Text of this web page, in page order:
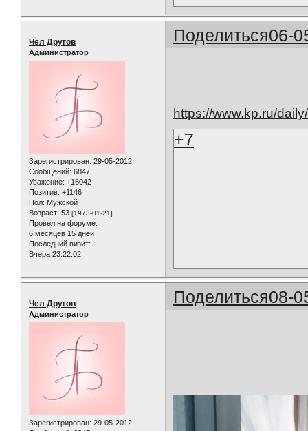
Поделиться06-
Чел Другов
Администратор
Зарегистрирован: 29-05-2012
Сообщений: 6847
Уважение: +16042
Позитив: +1146
Пол: Мужской
Возраст: 53 [1973-01-21]
Провел на форуме:
6 месяцев 15 дней
Последний визит:
Вчера 23:22:02
https://www.kp.ru/
+7
Поделиться08-
Чел Другов
Администратор
Зарегистрирован: 29-05-2012